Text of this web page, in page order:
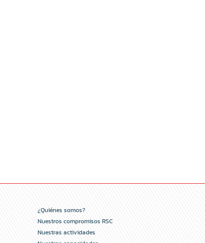
¿Quiénes somos?
Nuestros compromisos RSC
Nuestras actividades